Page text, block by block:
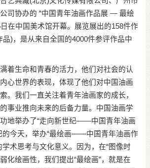
司协办的 “中国青年油画作品展 — 最绘
在中国美术馆开幕。展览展出的158件作
品)，是从来自全国的4000件参评作品中
生命和青春的活力，他们对社会的认
心世界的表现，体现了他们对中国油画
。我们一直关注着青年油画家的成长，
事业推向未来的后备力量。中国油画学
地举办了“走向新世纪——中国青年油画
的今天，举办“最绘画——中国青年油画作
学术思考与文化意义。因为，在“图像时
化绘画性，我们提出“最绘画”，就是在